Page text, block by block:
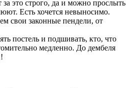
это строго, да и можно прослыть
Есть хочется невыносимо.
свои законные пендели, от
постель и подшивать, кто, что
медленно. До дембеля